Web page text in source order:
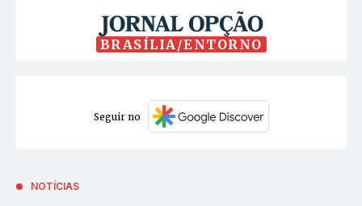
BRASÍLIA/ENTORNO
Seguir no
NOTÍCIAS